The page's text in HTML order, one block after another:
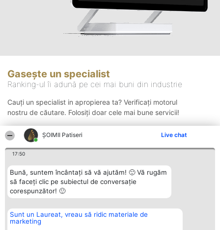
ȘOIMII Patiseri Live chat
17:50
Bună, suntem încântați să vă ajutăm! 🙂 Vă rugăm
să faceți clic pe subiectul de conversație
corespunzător! 🙂
Sunt un Laureat, vreau să ridic materiale de
marketing
Gasește un specialist
Ranking-ul îi adună pe cei mai buni din industrie
Cauți un specialist in apropierea ta? Verificați motorul
nostru de căutare. Folosiți doar cele mai bune servicii!
Organizator Ranking
BRIGHT SOLUTIONS BR SRL
Plebiscyt Contact